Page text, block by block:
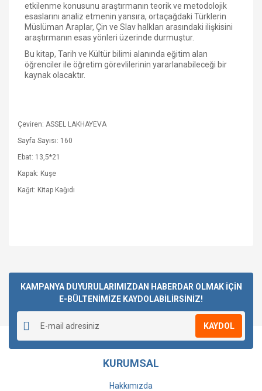
etkilenme konusunu araştırmanın teorik ve metodolojik
esaslarını analiz etmenin yansıra, ortaçağdaki Türklerin
Müslüman Araplar, Çin ve Slav halkları arasındaki ilişkisini
araştırmanın esas yönleri üzerinde durmuştur.
Bu kitap, Tarih ve Kültür bilimi alanında eğitim alan
öğrenciler ile öğretim görevlilerinin yararlanabileceği bir
kaynak olacaktır.
Çeviren: ASSEL LAKHAYEVA
Sayfa Sayısı: 160
Ebat: 13,5*21
Kapak: Kuşe
Kağıt: Kitap Kağıdı
KAMPANYA DUYURULARIMIZDAN HABERDAR OLMAK İÇİN
E-BÜLTENİMİZE KAYDOLABİLİRSİNİZ!
KAYDOL
KURUMSAL
Hakkımızda